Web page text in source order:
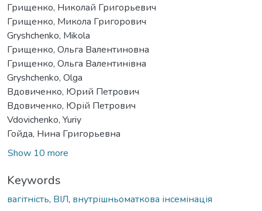
Грищенко, Николай Григорьевич
Грищенко, Микола Григорович
Gryshchenko, Mikola
Грищенко, Ольга Валентиновна
Грищенко, Ольга Валентинівна
Gryshchenko, Olga
Вдовиченко, Юрий Петрович
Вдовиченко, Юрій Петрович
Vdovichenko, Yuriy
Гойда, Нина Григорьевна
Show 10 more
Keywords
вагітність, ВІЛ, внутрішньоматкова інсемінація